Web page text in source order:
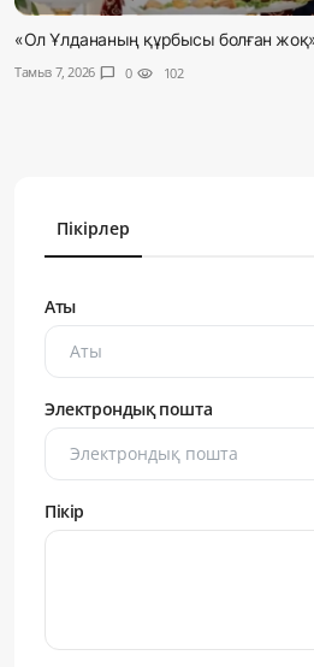
«Ол Ұлдананың құрбысы болған
Тамыз 7, 2026 chat_bubble 0 visibility 102
Пікірлер
Аты
Электрондық пошта
Пікір